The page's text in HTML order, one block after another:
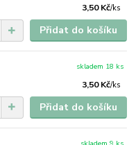
3,50 Kč/ks
Přidat do košíku
3,50 Kč/ks
skladem 18 ks
Přidat do košíku